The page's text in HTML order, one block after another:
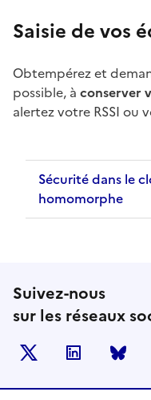
Saisie de vos
Obtempérez et
possible, à conserver
alertez votre RSSI ou
Sécurité dans le
homomorphe
Suivez-nous
sur les réseaux
LinkedIn